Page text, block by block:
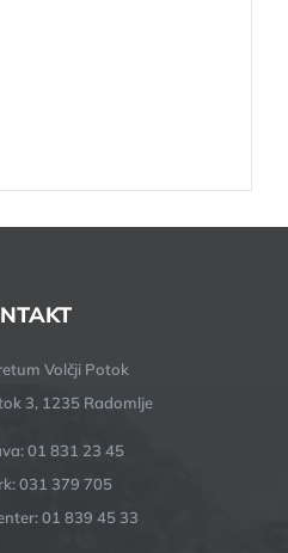
Volčji Potok
3, 1235 Radomlje
01 831 23 45
031 379 705
01 839 45 33